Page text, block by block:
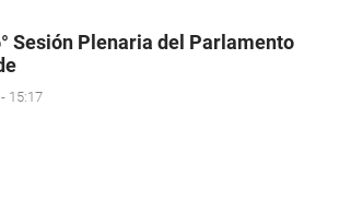
Sesión Plenaria del Parlamento
15:17